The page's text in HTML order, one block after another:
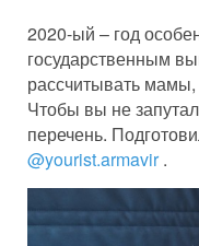
2020-ый – год
государственным
рассчитывать
Чтобы вы не
перечень.
@yourist.armavir.